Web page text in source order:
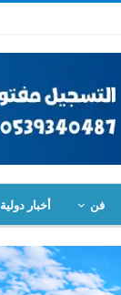
فن أخبار دولية